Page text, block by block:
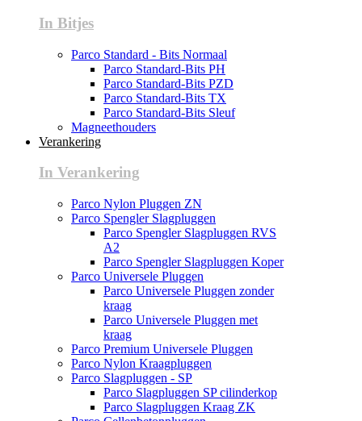
In Bitjes
Parco Standard - Bits Normaal
Parco Standard-Bits PH
Parco Standard-Bits PZD
Parco Standard-Bits TX
Parco Standard-Bits Sleuf
Magneethouders
Verankering
In Verankering
Parco Nylon Pluggen ZN
Parco Spengler Slagpluggen
Parco Spengler Slagpluggen RVS
A2
Parco Spengler Slagpluggen Koper
Parco Universele Pluggen
Parco Universele Pluggen zonder
kraag
Parco Universele Pluggen met
kraag
Parco Premium Universele Pluggen
Parco Nylon Kraagpluggen
Parco Slagpluggen - SP
Parco Slagpluggen SP cilinderkop
Parco Slagpluggen Kraag ZK